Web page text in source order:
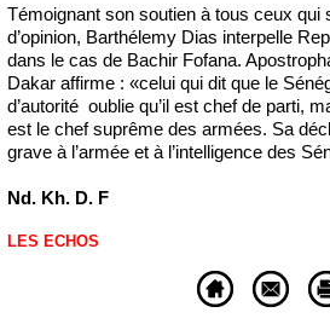
Témoignant son soutien à tous ceux qui
d’opinion, Barthélemy Dias interpelle
dans le cas de Bachir Fofana.
Dakar affirme : «celui qui dit que le
d’autorité oublie qu’il est chef de parti,
est le chef suprême des armées. Sa
grave à l’armée et à l’intelligence des
Nd. Kh. D. F
LES ECHOS